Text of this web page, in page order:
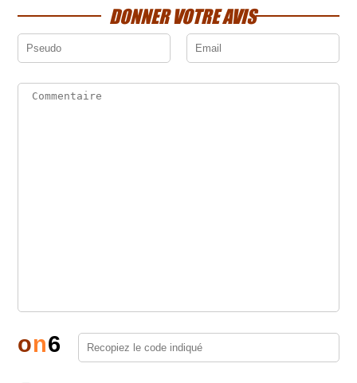
DONNER VOTRE AVIS
on6